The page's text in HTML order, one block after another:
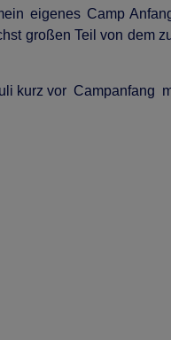
eigenes Camp
großen Teil von dem
kurz vor Campanfang